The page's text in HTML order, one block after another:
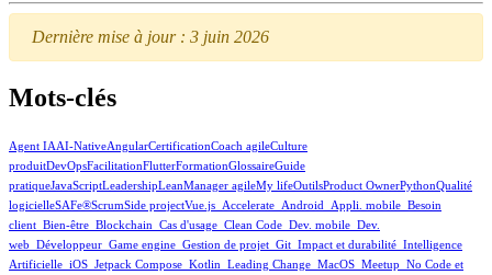
Dernière mise à jour : 3 juin 2026
Mots-clés
Agent IAAI-NativeAngularCertificationCoach agileCulture
produitDevOpsFacilitationFlutterFormationGlossaireGuide
pratiqueJavaScriptLeadershipLeanManager agileMy lifeOutilsProduct OwnerPythonQualité
logicielleSAFe®ScrumSide projectVue.js _Accelerate _Android _Appli. mobile _Besoin
client _Bien-être _Blockchain _Cas d'usage _Clean Code _Dev. mobile _Dev.
web _Développeur _Game engine _Gestion de projet _Git _Impact et durabilité _Intelligence
Artificielle _iOS _Jetpack Compose _Kotlin _Leading Change _MacOS _Meetup _No Code et